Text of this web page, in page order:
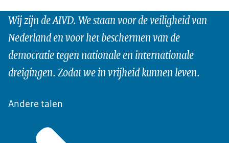
Wij zijn de AIVD. We staan voor de veiligheid van
Nederland en voor het beschermen van de
democratie tegen nationale en internationale
dreigingen. Zodat we in vrijheid kunnen leven.
Andere talen